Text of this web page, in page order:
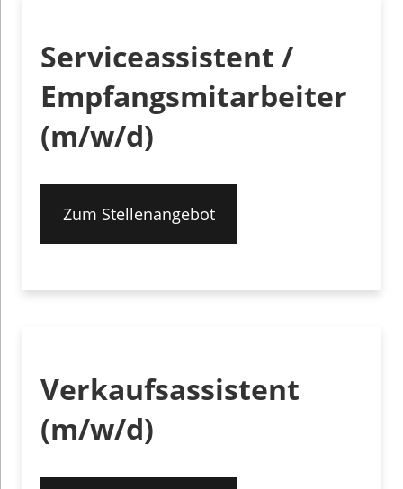
Serviceassistent /
Empfangsmitarbeiter
(m/w/d)
Zum Stellenangebot
Verkaufsassistent
(m/w/d)